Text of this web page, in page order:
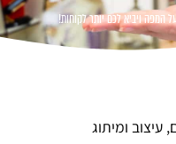
המפה ויביא לכם יותר לקוחות!
, עיצוב ומיתוג